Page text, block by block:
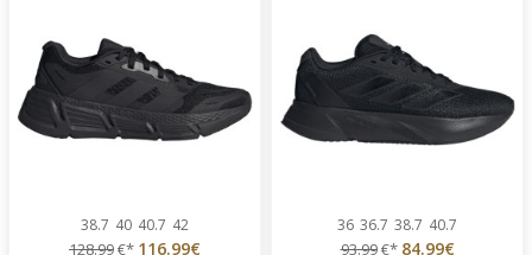
38.7 40 40.7 42
128.99€* 116.99€
36 36.7 38.7 40.7
93.99€* 84.99€